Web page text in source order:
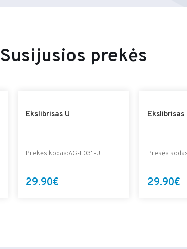
Susijusios prekės
Ekslibrisas U
Prekės kodas:AG-E031-U
29.90€
Ekslibrisas
Prekės
29.90€